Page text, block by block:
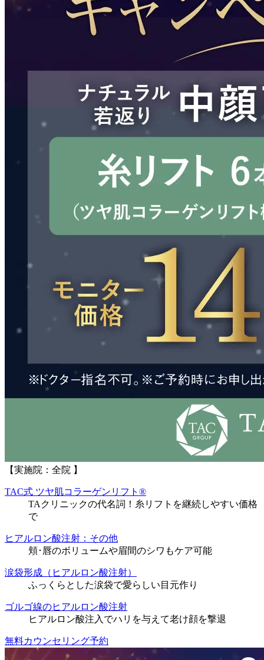
【実施院：全院 】
TAC式 ツヤ肌コラーゲンリフト®
TAクリニックの代名詞！糸リフトを継続しやすい価格
で
ヒアルロン酸注射：その他
頬･唇のボリュームや眉間のシワもケア可能
涙袋形成（ヒアルロン酸注射）
ふっくらとした涙袋で愛らしい目元作り
ゴルゴ線のヒアルロン酸注射
ヒアルロン酸注入でハリを与えて老け顔を撃退
無料カウンセリング予約